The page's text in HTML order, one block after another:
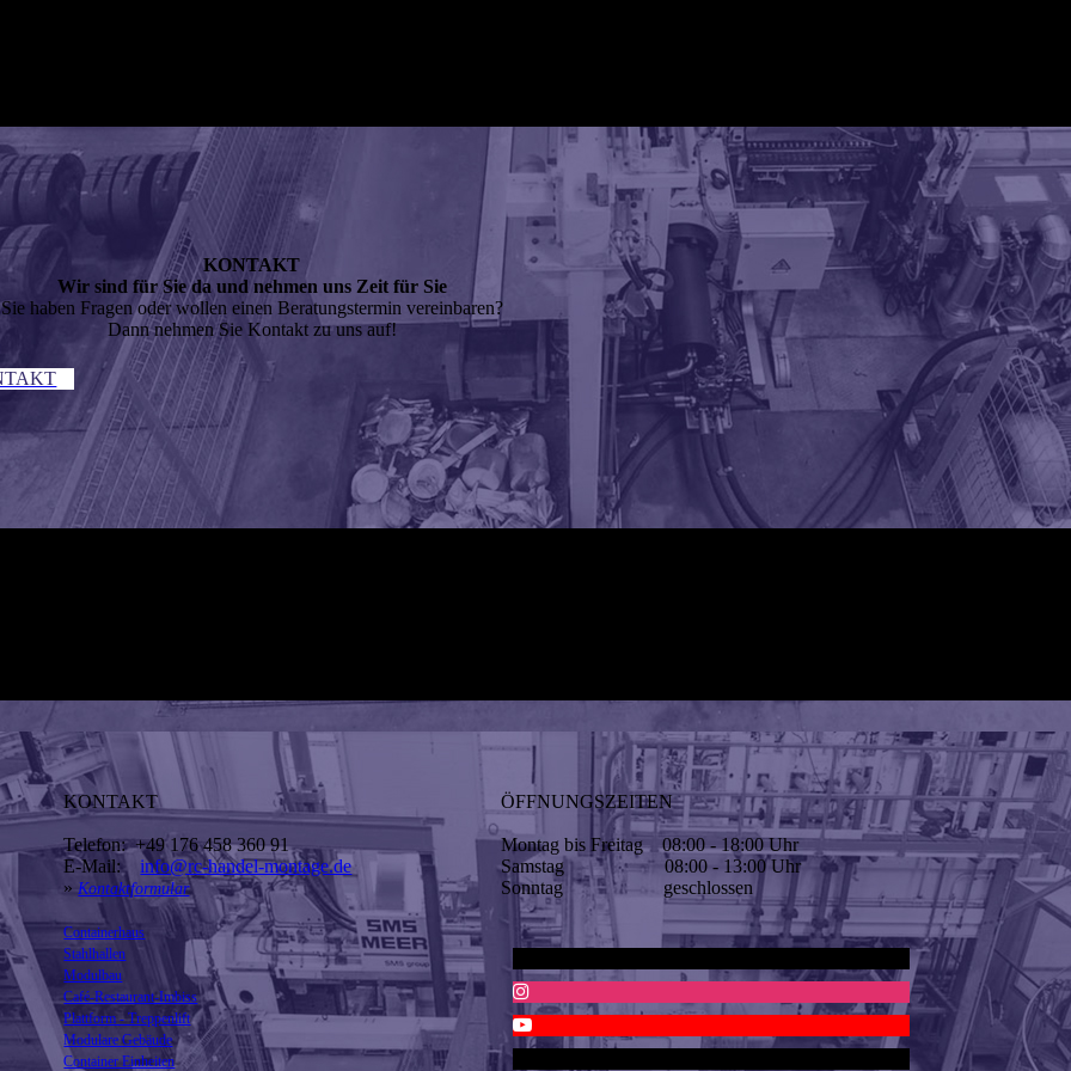
KONTAKT
Wir sind für Sie da und nehmen uns Zeit für Sie
Sie haben Fragen oder wollen einen Beratungstermin vereinbaren?
Dann nehmen Sie Kontakt zu uns auf!
KONTAKT
Telefon: +49 176 458 360 91
E-Mail:info@rc-handel-montage.de
» Kontaktformular
Containerhaus
Stahlhallen
Modulbau
Café-Restaurant-Imbiss
Plattform - Treppenlift
Modulare Gebäude
Container Einheiten
ÖFFNUNGSZEITEN
Montag bis Freitag 08:00 - 18:00 Uhr
Samstag 08:00 - 13:00 Uhr
Sonntag geschlossen